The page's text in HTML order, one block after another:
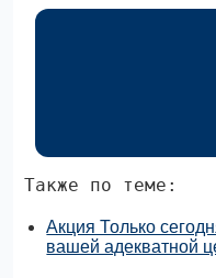
Также по теме:
Акция Только
вашей адекватной